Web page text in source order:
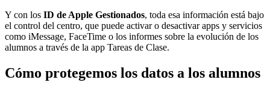
Y con los ID de Apple Gestionados, toda esa información está bajo
el control del centro, que puede activar o desactivar apps y servicios
como iMessage, FaceTime o los informes sobre la evolución de los
alumnos a través de la app Tareas de Clase.
Cómo protegemos los datos a los alumnos